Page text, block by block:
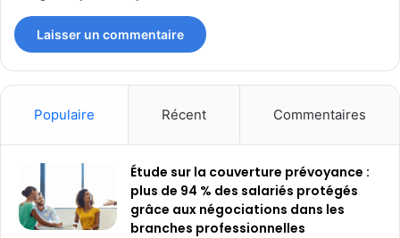
Populaire Récent Commentaires
Étude sur la couverture prévoyance :
plus de 94 % des salariés protégés
grâce aux négociations dans les
branches professionnelles